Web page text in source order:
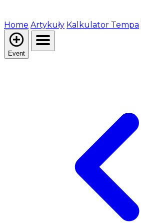
Home Artykuły Kalkulator Tempa
Event